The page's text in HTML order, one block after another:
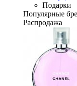
Подарки
Популярные
Распродажа